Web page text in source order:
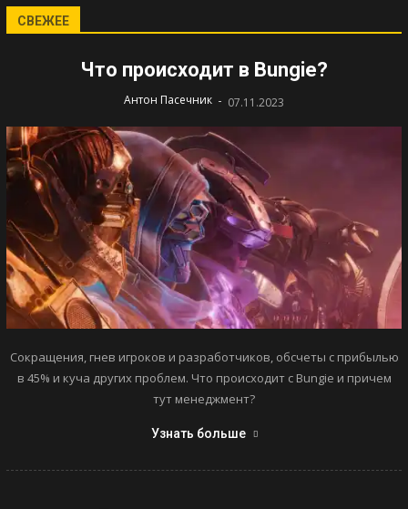
СВЕЖЕЕ
Что происходит в Bungie?
Антон Пасечник - 07.11.2023
Сокращения, гнев игроков и разработчиков, обсчеты с прибылью
в 45% и куча других проблем. Что происходит с Bungie и причем
тут менеджмент?
Узнать больше